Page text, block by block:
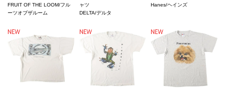
FRUIT OF THE LOOM/フル
ーツオブザルーム
ャツ
DELTA/デルタ
Hanes/ヘインズ